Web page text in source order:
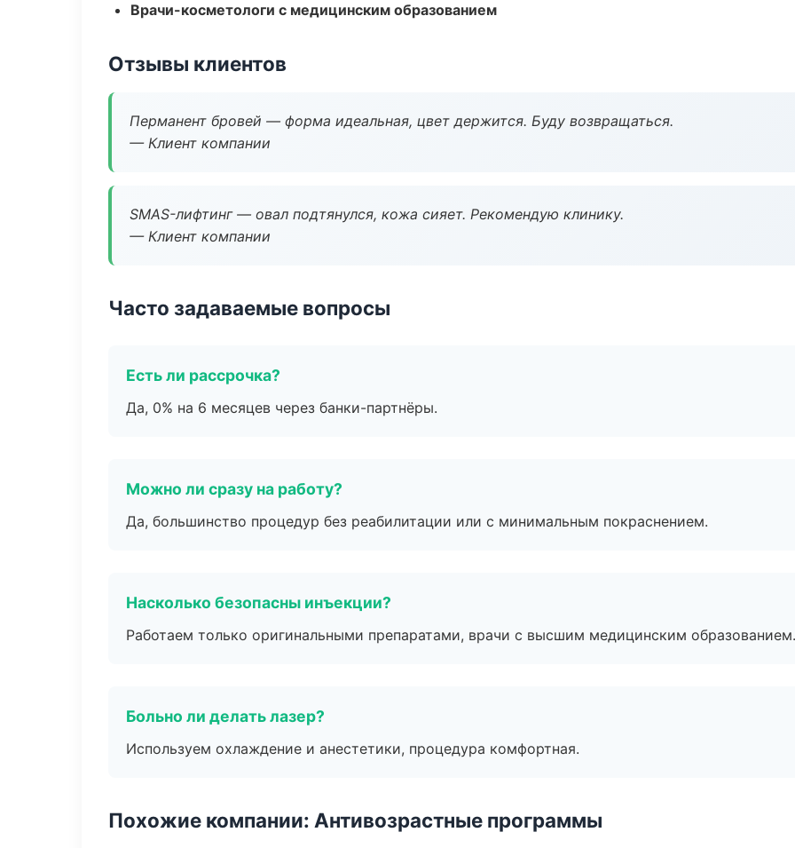
Врачи-косметологи с медицинским образованием
Отзывы клиентов
Перманент бровей — форма идеальная, цвет держится. Буду возвращаться.
— Клиент компании
SMAS-лифтинг — овал подтянулся, кожа сияет. Рекомендую клинику.
— Клиент компании
Часто задаваемые вопросы
Есть ли рассрочка?
Да, 0% на 6 месяцев через банки-партнёры.
Можно ли сразу на работу?
Да, большинство процедур без реабилитации или с минимальным покраснением.
Насколько безопасны инъекции?
Работаем только оригинальными препаратами, врачи с высшим медицинским образованием.
Больно ли делать лазер?
Используем охлаждение и анестетики, процедура комфортная.
Похожие компании: Антивозрастные программы